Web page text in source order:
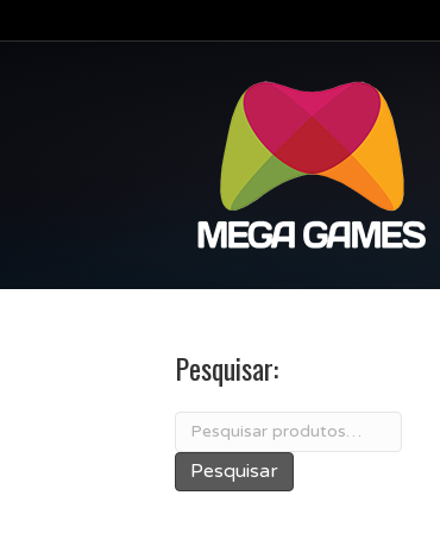
Pesquisar:
Pesquisar
por:
Pesquisar